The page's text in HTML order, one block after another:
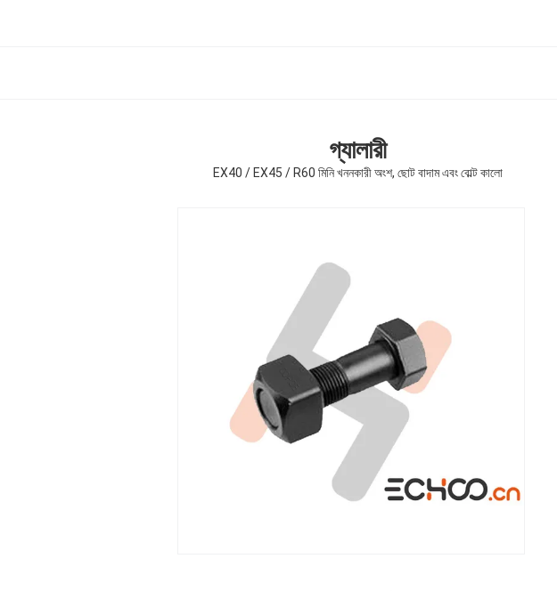
গ্যালারী
EX40 / EX45 / R60 মিনি খননকারী অংশ, ছোট বাদাম এবং বোল্ট কালো